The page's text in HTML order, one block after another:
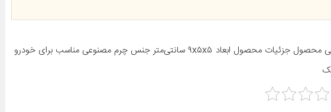
معرفی محصول جزئیات محصول ابعاد ۹x۵x۵ سانتی‌متر جنس چرم مصنوعی مناسب برای خودرو